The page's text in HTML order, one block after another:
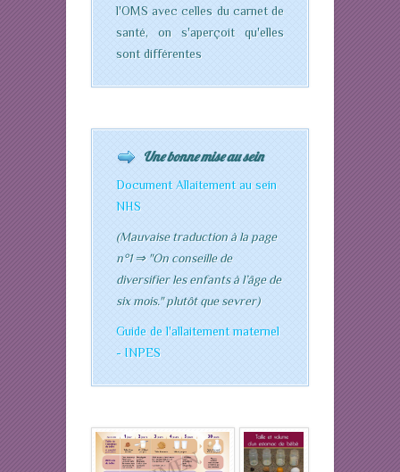
l'OMS avec celles du carnet de
santé, on s'aperçoit qu'elles
sont différentes
Une bonne mise au sein
Document Allaitement au sein
NHS
(Mauvaise traduction à la page
n°1 ⇒ "On conseille de
diversifier les enfants à l’âge de
six mois." plutôt que sevrer)
Guide de l'allaitement maternel
- INPES